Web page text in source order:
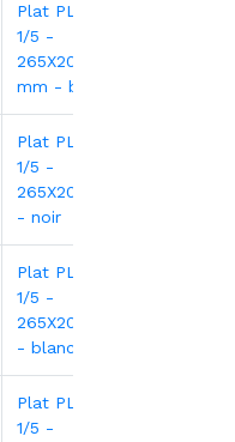
Plat PLEXI.GN
1/5 -
265X200X17
mm - blanc
Plat PLEXI.GN
1/5 -
265X200X17mm
- noir
Plat PLEXI.GN
1/5 -
265X200X40mm
- blanc
Plat PLEXI.GN
1/5 -